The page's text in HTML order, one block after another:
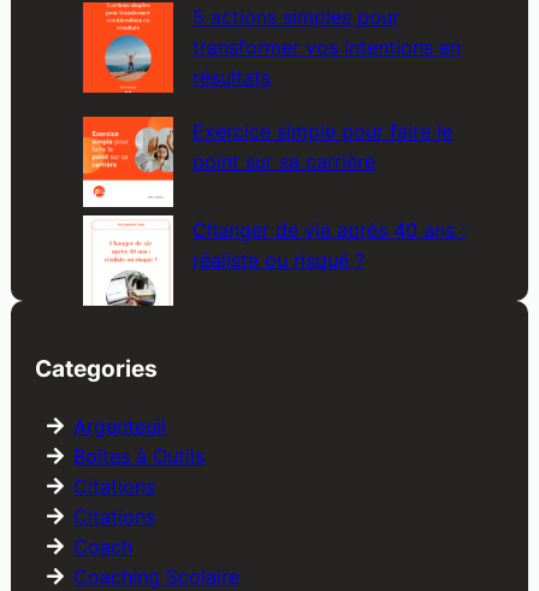
5 actions simples pour
transformer vos intentions en
résultats
Exercice simple pour faire le
point sur sa carrière
Changer de vie après 40 ans :
réaliste ou risqué ?
Categories
Argenteuil
Boîtes à Outils
Citations
Citations
Coach
Coaching Scolaire